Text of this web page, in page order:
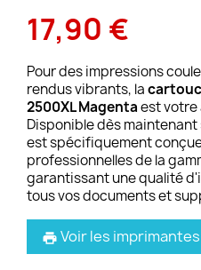
17,90 €
Pour des impressions
rendus vibrants, la
2500XL Magentaest votre
Disponible dès
est spécifiquement
professionnelles de la
garantissant une qualité
tous vos documents et
print Voir les